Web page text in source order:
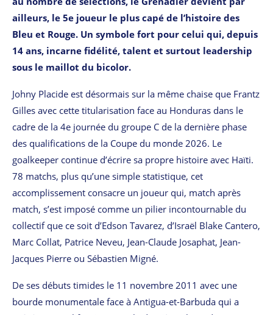
ailleurs, le 5e joueur le plus capé de l’histoire des
Bleu et Rouge. Un symbole fort pour celui qui, depuis
14 ans, incarne fidélité, talent et surtout leadership
sous le maillot du bicolor.
Johny Placide est désormais sur la même chaise que Frantz
Gilles avec cette titularisation face au Honduras dans le
cadre de la 4e journée du groupe C de la dernière phase
des qualifications de la Coupe du monde 2026. Le
goalkeeper continue d’écrire sa propre histoire avec Haïti.
78 matchs, plus qu’une simple statistique, cet
accomplissement consacre un joueur qui, match après
match, s’est imposé comme un pilier incontournable du
collectif que ce soit d’Edson Tavarez, d’Israël Blake Cantero,
Marc Collat, Patrice Neveu, Jean-Claude Josaphat, Jean-
Jacques Pierre ou Sébastien Migné.
De ses débuts timides le 11 novembre 2011 avec une
bourde monumentale face à Antigua-et-Barbuda qui a